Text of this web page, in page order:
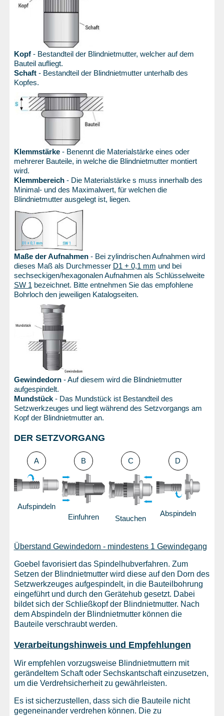
Kopf- Bestandteil der Blindnietmutter, welcher auf dem
Bauteil aufliegt.
Schaft- Bestandteil der Blindnietmutter unterhalb des
Kopfes.
Klemmstärke- Benennt die Materialstärke eines oder
mehrerer Bauteile, in welche die Blindnietmutter montiert
wird.
Klemmbereich- Die Materialstärke s muss innerhalb des
Minimal- und des Maximalwert, für welchen die
Blindnietmutter ausgelegt ist, liegen.
Maße der Aufnahmen- Bei zylindrischen Aufnahmen wird
dieses Maß als Durchmesser D1 + 0,1 mm und bei
sechseckigen/hexagonalen Aufnahmen als Schlüsselweite
SW 1 bezeichnet. Bitte entnehmen Sie das empfohlene
Bohrloch den jeweiligen Katalogseiten.
Gewindedorn- Auf diesem wird die Blindnietmutter
aufgespindelt.
Mundstück- Das Mundstück ist Bestandteil des
Setzwerkzeuges und liegt während des Setzvorgangs am
Kopf der Blindnietmutter an.
DER SETZVORGANG
A
Aufspindeln
B
Einfuhren
C
Stauchen
D
Abspindeln
Überstand Gewindedorn - mindestens 1 Gewindegang
Goebel favorisiert das Spindelhubverfahren. Zum
Setzen der Blindnietmutter wird diese auf den Dorn des
Setzwerkzeuges aufgespindelt, in die Bauteilbohrung
eingeführt und durch den Gerätehub gesetzt. Dabei
bildet sich der Schließkopf der Blindnietmutter. Nach
dem Abspindeln der Blindnietmutter können die
Bauteile verschraubt werden.
Verarbeitungshinweis und Empfehlungen
Wir empfehlen vorzugsweise Blindnietmuttern mit
gerändeltem Schaft oder Sechskantschaft einzusetzen,
um die Verdrehsicherheit zu gewährleisten.
Es ist sicherzustellen, dass sich die Bauteile nicht
gegeneinander verdrehen können. Die zu